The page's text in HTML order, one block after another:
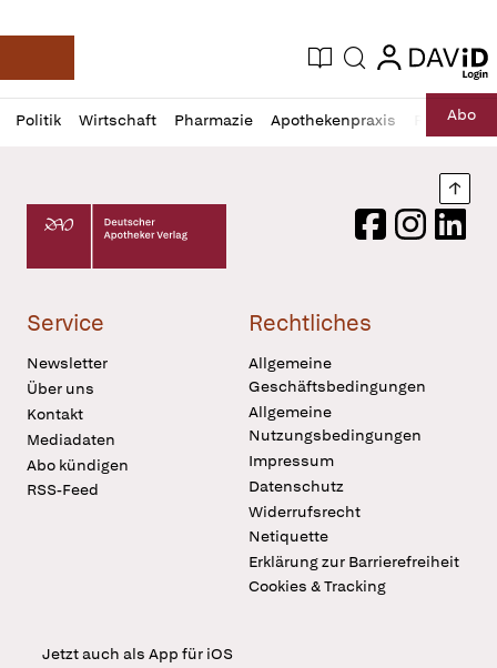
Deutsche Apotheker Zeitung
Aktuelle Ausgabe
Suche login
login
Politik Wirtschaft Pharmazie Apothekenpraxis RechtAbo
Profil
öffnen
Daz
Pur
Deutscher Apotheker Verlag Logo
FacebookInstagram
Service
Newsletter
Über uns
Kontakt
Mediadaten
Abo kündigen
RSS-Feed
Rechtliches
Allgemeine
Geschäftsbedingungen
Allgemeine
Nutzungsbedingungen
Impressum
Datenschutz
Widerrufsrecht
Netiquette
Erklärung zur Barrierefreiheit
Cookies & Tracking
Jetzt auch als App für iOS